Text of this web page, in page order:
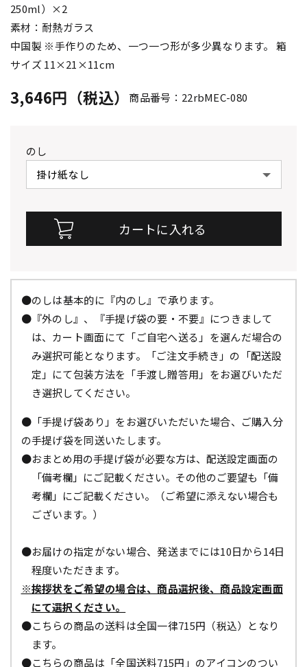
250ml）×2
素材：耐熱ガラス
中国製 ※手作りのため、一つ一つ形が多少異なります。 箱
サイズ 11×21×11cm
3,646円（税込） 商品番号：22rbMEC-080
のし
●のしは基本的に『内のし』で承ります。
●『外のし』、『手提げ袋の要・不要』につきまして
は、カート画面にて「ご自宅へ送る」を選んだ場合の
み選択可能となります。「ご注文手続き」の「配送設
定」にて包装方法を「手渡し贈答用」をお選びいただ
き選択してください。
●「手提げ袋あり」をお選びいただいた場合、ご購入分
の手提げ袋を同送いたします。
●おまとめ用の手提げ袋が必要な方は、配送設定画面の
「備考欄」にご記載ください。その他のご要望も「備
考欄」にご記載ください。（ご希望に添えない場合も
ございます。）
●お届けの指定がない場合、発送までには10日から14日
程度いただきます。
※挨拶状をご希望の場合は、商品選択後、商品設定画面
にて選択ください。
●こちらの商品の送料は全国一律715円（税込）となり
ます。
●こちらの商品は「全国送料715円」のアイコンのつい